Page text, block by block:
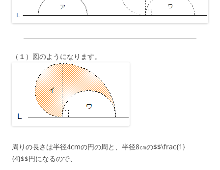
（１）図のようになります。
周りの長さは半径4cmの円の周と、半径8㎝の$$\frac{1}
{4}$$円になるので、